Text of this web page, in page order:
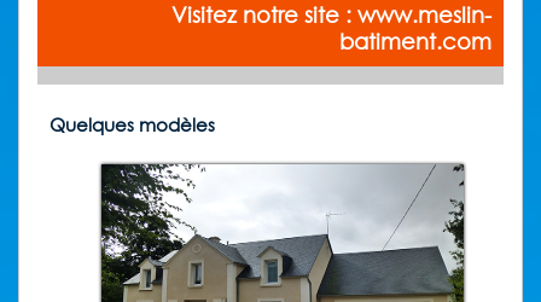
Visitez notre site : www.meslin-
batiment.com
Quelques modèles